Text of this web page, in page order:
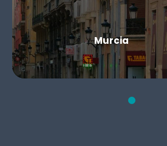
Murcia